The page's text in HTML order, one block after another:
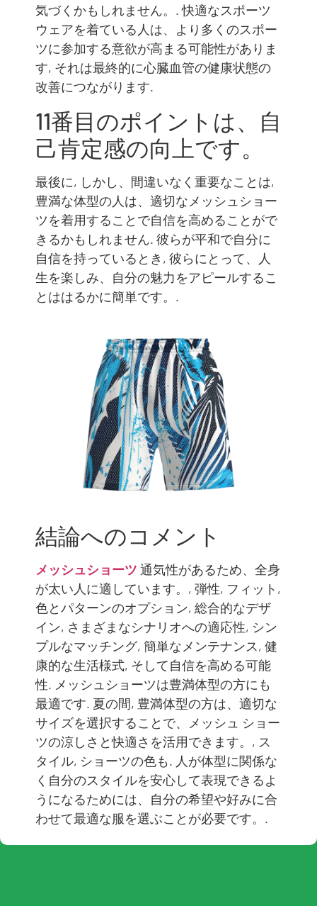
気づくかもしれません。. 快適なスポーツ
ウェアを着ている人は、より多くのスポー
ツに参加する意欲が高まる可能性がありま
す, それは最終的に心臓血管の健康状態の
改善につながります.
11番目のポイントは、自
己肯定感の向上です。
最後に, しかし、間違いなく重要なことは,
豊満な体型の人は、適切なメッシュショー
ツを着用することで自信を高めることがで
きるかもしれません. 彼らが平和で自分に
自信を持っているとき, 彼らにとって、人
生を楽しみ、自分の魅力をアピールするこ
とははるかに簡単です。.
結論へのコメント
メッシュショーツ 通気性があるため、全身
が太い人に適しています。, 弾性, フィット,
色とパターンのオプション, 総合的なデザ
イン, さまざまなシナリオへの適応性, シン
プルなマッチング, 簡単なメンテナンス, 健
康的な生活様式, そして自信を高める可能
性. メッシュショーツは豊満体型の方にも
最適です. 夏の間, 豊満体型の方は、適切な
サイズを選択することで、メッシュ ショー
ツの涼しさと快適さを活用できます。, ス
タイル, ショーツの色も. 人が体型に関係な
く自分のスタイルを安心して表現できるよ
うになるためには、自分の希望や好みに合
わせて最適な服を選ぶことが必要です。.